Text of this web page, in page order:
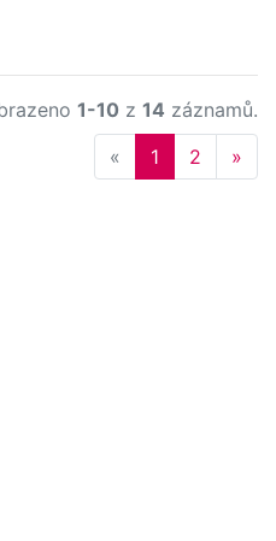
1-10 z 14 záznamů.
« Previous
1 2 »